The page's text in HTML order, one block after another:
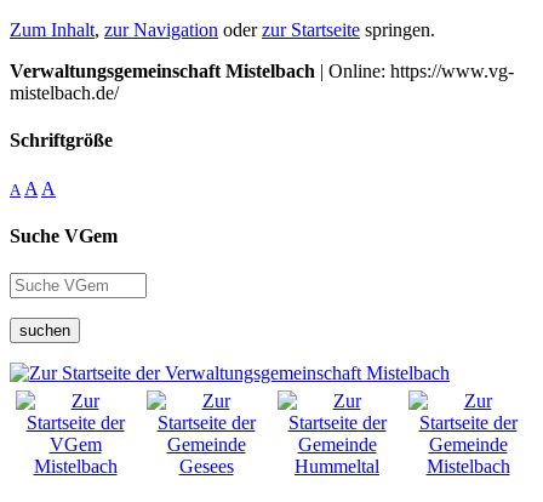
Zum Inhalt, zur Navigation oderzur Startseite springen.
Verwaltungsgemeinschaft Mistelbach | Online: https://www.vg-
mistelbach.de/
Schriftgröße
A A A
Suche VGem
suchen